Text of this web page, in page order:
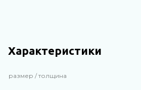
Характеристики
размер / толщина